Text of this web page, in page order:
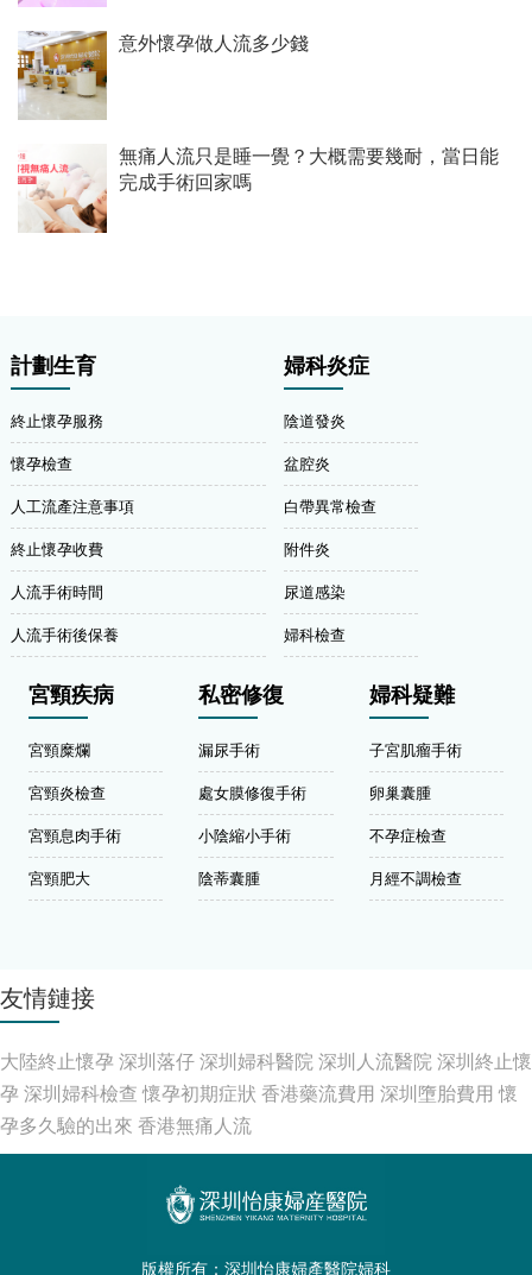
意外懷孕做人流多少錢
無痛人流只是睡一覺？大概需要幾耐，當日能
完成手術回家嗎
計劃生育
終止懷孕服務
懷孕檢查
人工流產注意事項
終止懷孕收費
人流手術時間
人流手術後保養
婦科炎症
陰道發炎
盆腔炎
白帶異常檢查
附件炎
尿道感染
婦科檢查
宮頸疾病
宮頸糜爛
宮頸炎檢查
宮頸息肉手術
宮頸肥大
私密修復
漏尿手術
處女膜修復手術
小陰縮小手術
陰蒂囊腫
婦科疑難
子宮肌瘤手術
卵巢囊腫
不孕症檢查
月經不調檢查
友情鏈接
大陸終止懷孕 深圳落仔深圳婦科醫院深圳人流醫院深圳終止懷
孕 深圳婦科檢查 懷孕初期症狀 香港藥流費用 深圳墮胎費用 懷
孕多久驗的出來 香港無痛人流
版權所有：深圳怡康婦產醫院婦科